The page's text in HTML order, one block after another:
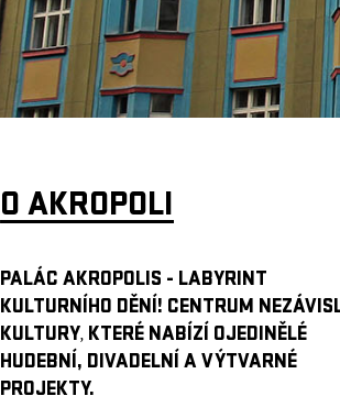
O AKROPOLI
PALÁC AKROPOLIS - LABYRINT
KULTURNÍHO DĚNÍ! CENTRUM
KULTURY, KTERÉ NABÍZÍ OJEDINĚLÉ
HUDEBNÍ, DIVADELNÍ A VÝTVARNÉ
PROJEKTY.